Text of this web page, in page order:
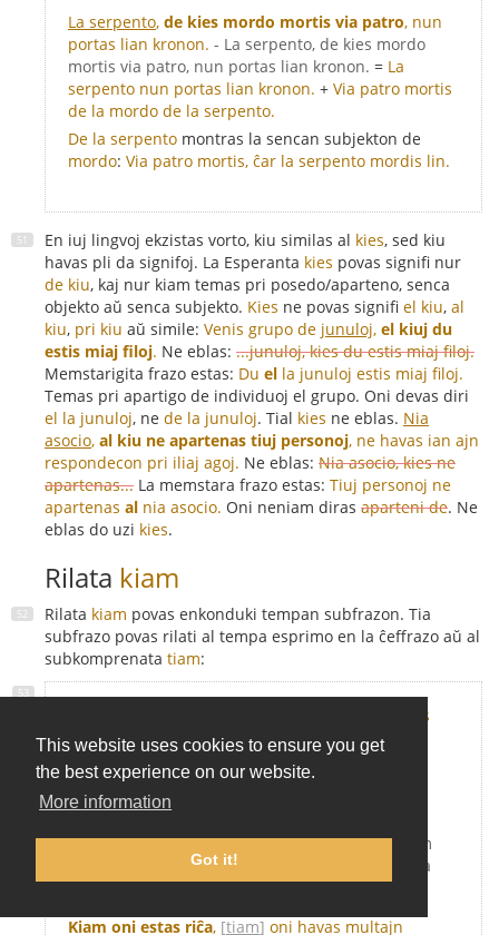
This website uses cookies to ensure you get
the best experience on our website.
More information
Got it!
La serpento, de kies mordo mortis via patro, nun
portas lian kronon. - La serpento, de kies mordo
mortis via patro, nun portas lian kronon. = La
serpento nun portas lian kronon. + Via patro mortis
de la mordo de la serpento.
De la serpento montras la sencan subjekton de
mordo: Via patro mortis, ĉar la serpento mordis lin.
En iuj lingvoj ekzistas vorto, kiu similas al kies, sed kiu
havas pli da signifoj. La Esperanta kies povas signifi nur
de kiu, kaj nur kiam temas pri posedo/aparteno, senca
objekto aŭ senca subjekto. Kies ne povas signifi el kiu, al
kiu, pri kiu aŭ simile: Venis grupo de junuloj, el kiuj du
estis miaj filoj. Ne eblas: ...junuloj, kies du estis miaj filoj.
Memstarigita frazo estas: Du el la junuloj estis miaj filoj.
Temas pri apartigo de individuoj el grupo. Oni devas diri
el la junuloj, ne de la junuloj. Tial kies ne eblas. Nia
asocio, al kiu ne apartenas tiuj personoj, ne havas ian ajn
respondecon pri iliaj agoj. Ne eblas: Nia asocio, kies ne
apartenas... La memstara frazo estas: Tiuj personoj ne
apartenas al nia asocio. Oni neniam diras aparteni de. Ne
eblas do uzi kies.
Rilata kiam
Rilata kiam povas enkonduki tempan subfrazon. Tia
subfrazo povas rilati al tempa esprimo en la ĉeffrazo aŭ al
subkomprenata tiam:
, mi aĉetis
novan robon. - Antaŭhieraŭ, kiam mi estis en la
urbo, mi aĉetis novan robon.
=
Antaŭhieraŭ mi
aĉetis novan robon. +Tiam mi estis en la urbo.
estas la batanto kaj Jozefo estas la batato. - Kiam
Nikodemo batas Jozefon, tiam Nikodemo estas la
batanto kaj Jozefo estas la batato.
Kiam oni estas riĉa, [tiam] oni havas multajn